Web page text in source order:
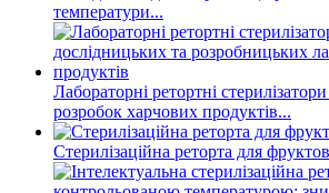
температури...
Лабораторні ретортні
розробок харчових продуктів...
Стерилізаційна реторта для